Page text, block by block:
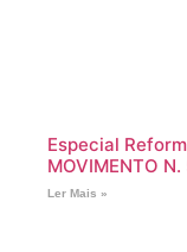
Especial
MOVIMENTO N.
Ler Mais »